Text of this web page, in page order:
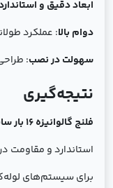
ابعاد دقیق و
دوام بالا: عملکرد
سهولت در نصب:
نتیجه‌گیری
فلنج گالوانیزه 16 بار سایز 3/4 اینچ
استاندارد و مقاومت
برای سیستم‌های